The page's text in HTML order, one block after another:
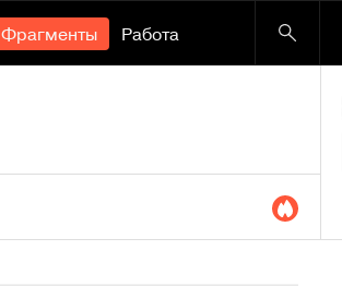
Фрагменты Работа